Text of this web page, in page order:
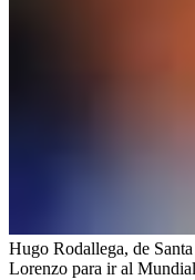
Hugo Rodallega, de
Lorenzo para ir al